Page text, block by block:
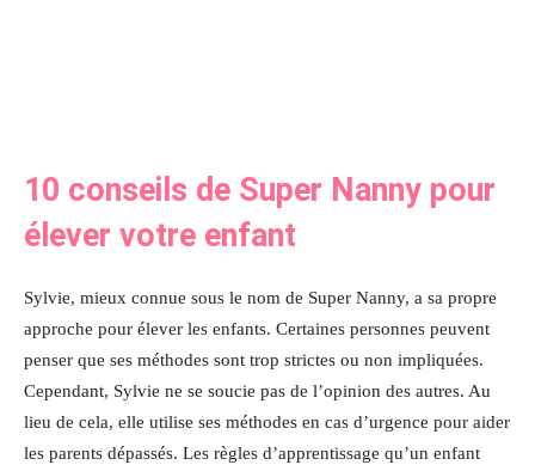
10 conseils de Super Nanny pour
élever votre enfant
Sylvie, mieux connue sous le nom de Super Nanny, a sa propre
approche pour élever les enfants. Certaines personnes peuvent
penser que ses méthodes sont trop strictes ou non impliquées.
Cependant, Sylvie ne se soucie pas de l’opinion des autres. Au
lieu de cela, elle utilise ses méthodes en cas d’urgence pour aider
les parents dépassés. Les règles d’apprentissage qu’un enfant